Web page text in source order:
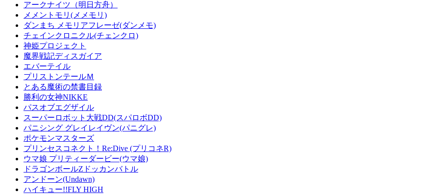
アークナイツ（明日方舟）
メメントモリ(メメモリ)
ダンまち メモリアフレーゼ(ダンメモ)
チェインクロニクル(チェンクロ)
神姫プロジェクト
魔界戦記ディスガイア
エバーテイル
プリストンテールＭ
とある魔術の禁書目録
勝利の女神NIKKE
パスオブエグザイル
スーパーロボット大戦DD(スパロボDD)
パニシング グレイレイヴン(パニグレ)
ポケモンマスターズ
プリンセスコネクト！Re:Dive (プリコネR)
ウマ娘 プリティーダービー(ウマ娘)
ドラゴンボールZドッカンバトル
アンドーン(Undawn)
ハイキュー!!FLY HIGH